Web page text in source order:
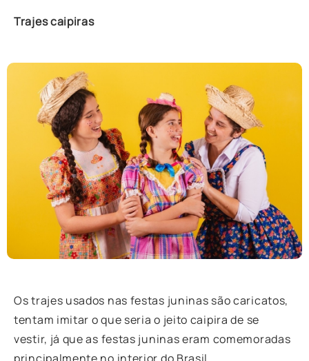
Trajes caipiras
Os trajes usados nas festas juninas são caricatos,
tentam imitar o que seria o jeito caipira de se
vestir, já que as festas juninas eram comemoradas